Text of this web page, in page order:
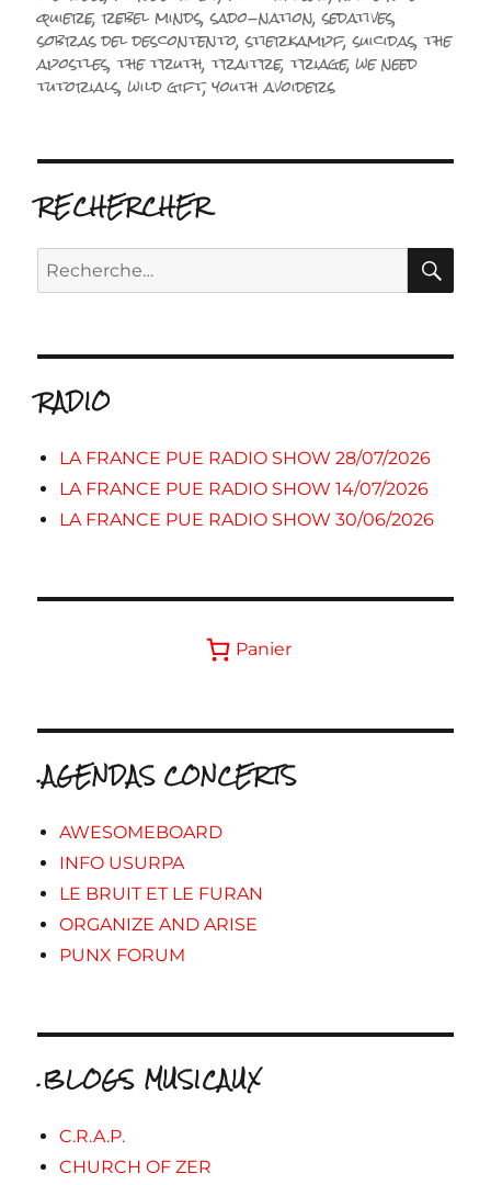
quiere,rebel minds,sado-nation,sedatives,
sobras del descontento,stierkampf,suicidas,the
apostles,the truth,traitre,triage,we need
tutorials,wild gift,youth avoiders
RECHERCHER
Recherche
pour :
RADIO
LA FRANCE PUE RADIO SHOW 28/07/2026
LA FRANCE PUE RADIO SHOW 14/07/2026
LA FRANCE PUE RADIO SHOW 30/06/2026
Panier
.AGENDAS CONCERTS
AWESOMEBOARD
INFO USURPA
LE BRUIT ET LE FURAN
ORGANIZE AND ARISE
PUNX FORUM
.BLOGS MUSICAUX
C.R.A.P.
CHURCH OF ZER